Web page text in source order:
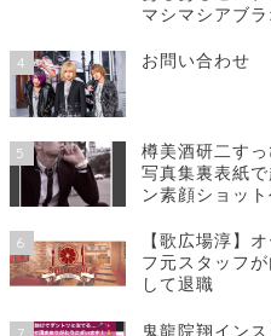
マシマシアブラ
4 お問い合わせ
5
樽美酒研二す
写真集裏表紙
ン素顔ショット
6
【歌広場淳】
フ元スタッフ
して退職
鬼龍院翔イン